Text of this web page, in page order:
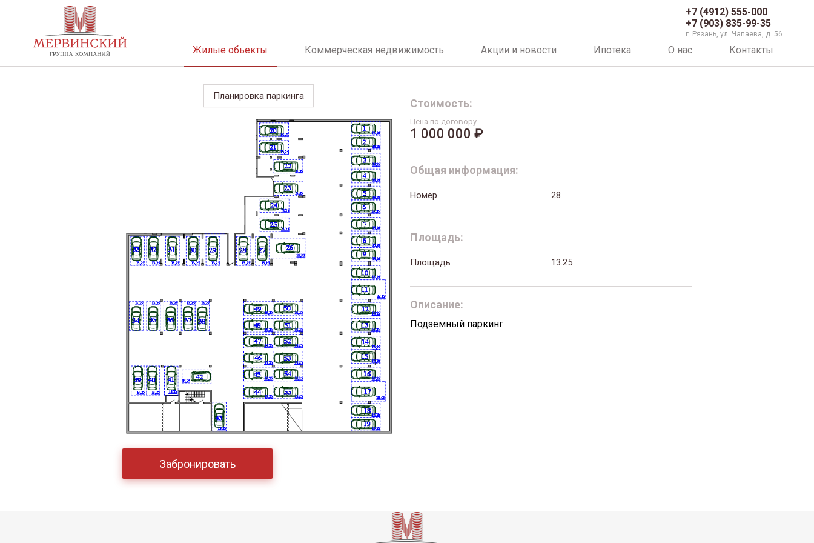
+7 (4912) 555-000
+7 (903) 835-99-35
г. Рязань, ул. Чапаева, д. 56
Жилые обьекты Коммерческая недвижимость Акции и новости Ипотека О нас Контакты
Планировка паркинга
Забронировать
Стоимость:
Цена по договору
1 000 000 ₽
Общая информация:
Номер 28
Площадь:
Площадь 13.25
Описание:
Подземный паркинг